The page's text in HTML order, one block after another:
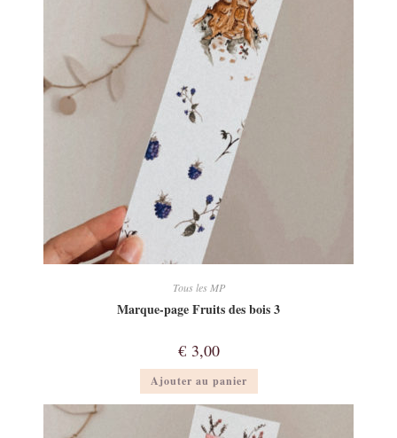
Tous les MP
Marque-page Fruits des bois 3
€3,00
Ajouter au panier